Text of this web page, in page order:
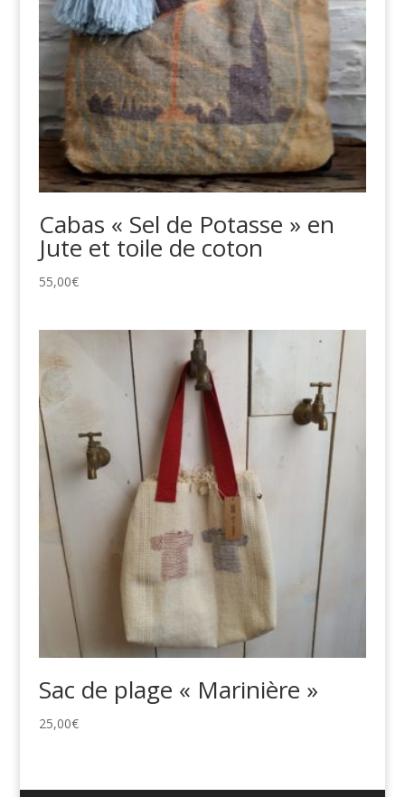
Cabas « Sel de Potasse » en
Jute et toile de coton
55,00€
Sac de plage « Marinière »
25,00€